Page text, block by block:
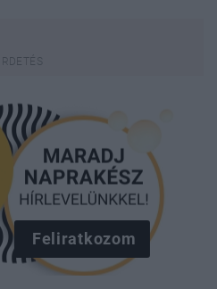
Feliratkozom